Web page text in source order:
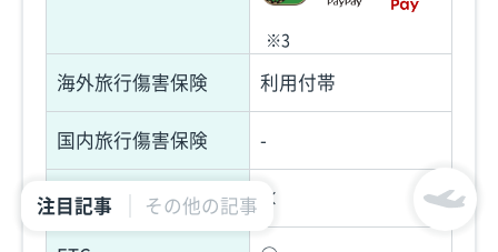
注目記事 その他の記事
※3
海外旅行傷害保険 利用付帯
国内旅行傷害保険 -
家族カード ×